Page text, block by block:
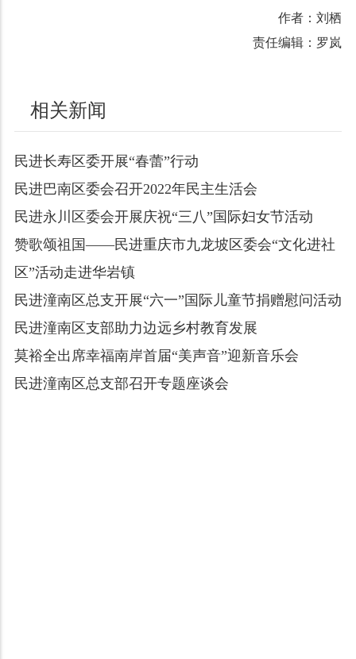
作者：刘栖
责任编辑：罗岚
相关新闻
民进长寿区委开展“春蕾”行动
民进巴南区委会召开2022年民主生活会
民进永川区委会开展庆祝“三八”国际妇女节活动
赞歌颂祖国——民进重庆市九龙坡区委会“文化进社
区”活动走进华岩镇
民进潼南区总支开展“六一”国际儿童节捐赠慰问活动
民进潼南区支部助力边远乡村教育发展
莫裕全出席幸福南岸首届“美声音”迎新音乐会
民进潼南区总支部召开专题座谈会